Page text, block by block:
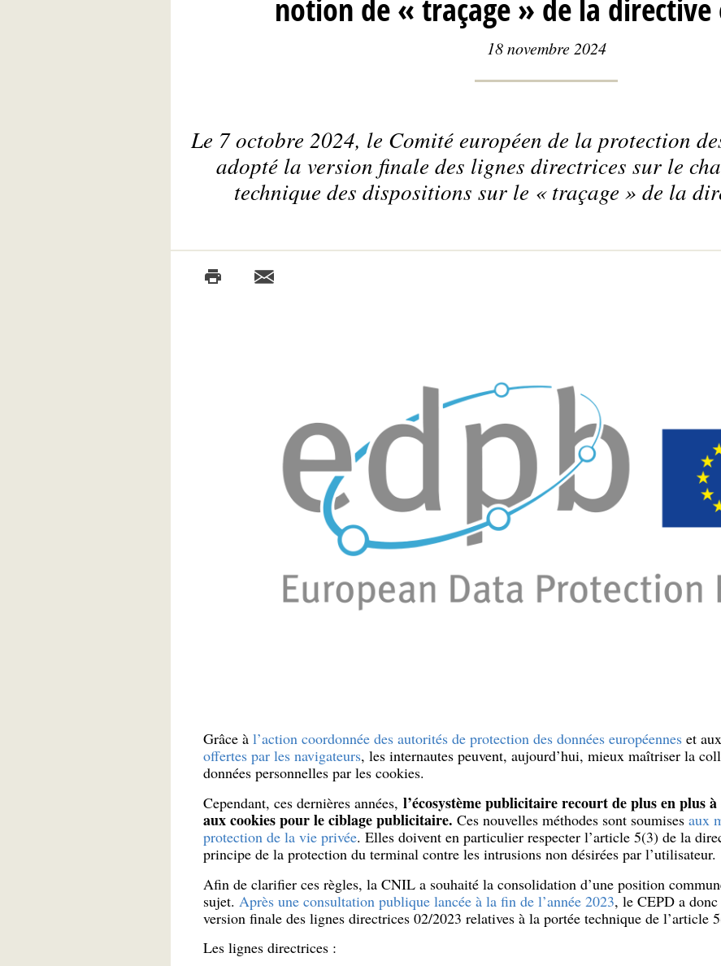
notion de « traçage » de la directive
18 novembre 2024
Le 7 octobre 2024, le Comité européen de la protection
adopté la version finale des lignes directrices sur le
technique des dispositions sur le « traçage » de la
Grâce à l’action coordonnée des autorités de protection des données européenneset aux
offertes par les navigateurs, les internautes peuvent, aujourd’hui, mieux maîtriser la
données personnelles par les cookies.
Cependant, ces dernières années, l’écosystème publicitaire recourt de plus en plus
aux cookies pour le ciblage publicitaire. Ces nouvelles méthodes sont soumises aux
protection de la vie privée. Elles doivent en particulier respecter l’article 5(3) de la
principe de la protection du terminal contre les intrusions non désirées par l’utilisateur.
Afin de clarifier ces règles, la CNIL a souhaité la consolidation d’une position
sujet. Après une consultation publique lancée à la fin de l’année 2023, le CEPD a
version finale des lignes directrices 02/2023 relatives à la portée technique de l’article
Les lignes directrices :